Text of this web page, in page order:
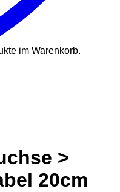
im Warenkorb.
>
20cm